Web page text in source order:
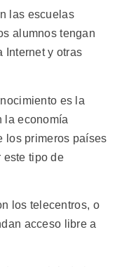
las escuelas
alumnos tengan
Internet y otras
es la
la economía
los primeros países
este tipo de
los telecentros, o
acceso libre a